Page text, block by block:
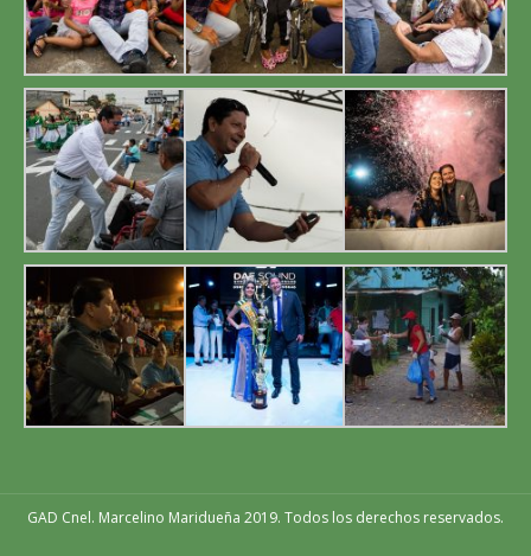
windowwindowwindow
GAD Cnel. Marcelino Maridueña 2019. Todos los derechos reservados.